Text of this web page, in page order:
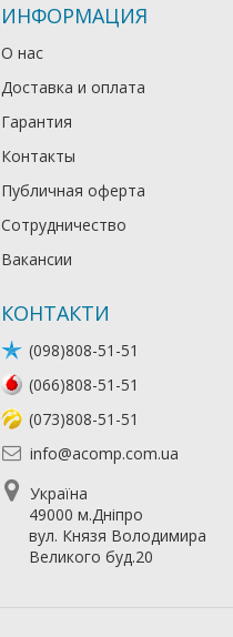
ИНФОРМАЦИЯ
О нас
Доставка и оплата
Гарантия
Контакты
Публичная оферта
Сотрудничество
Вакансии
КОНТАКТИ
(098)808-51-51
(066)808-51-51
(073)808-51-51
info@acomp.com.ua
Україна
49000 м.Дніпро
вул. Князя Володимира
Великого буд.20